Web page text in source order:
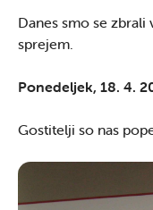
Danes smo se
sprejem.
Ponedeljek, 18. 4.
Gostitelji so nas